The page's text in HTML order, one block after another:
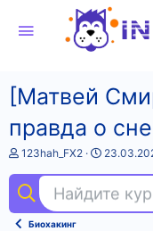
[Матвей
правда о
А
т
о
т
123hah_FX2
Д
а
н
Биохакинг